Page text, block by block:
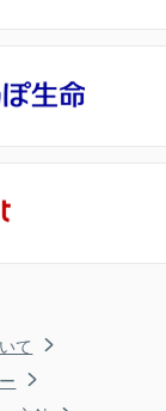
て